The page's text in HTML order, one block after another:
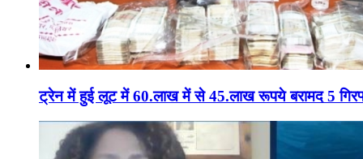
ट्रेन में हुई लूट में 60.लाख में से 45.लाख रूपये बरामद 5